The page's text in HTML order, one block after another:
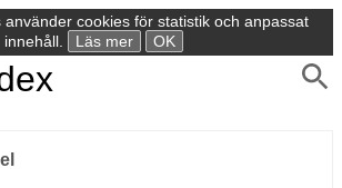
använder cookies för statistik och anpassat
innehåll.
Läs mer OK